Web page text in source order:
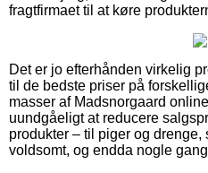
fragtfirmaet til at køre
Det er jo efterhånden virkelig
til de bedste priser på
masser af Madsnorgaard
uundgåeligt at reducere
produkter – til piger og
voldsomt, og endda nogle